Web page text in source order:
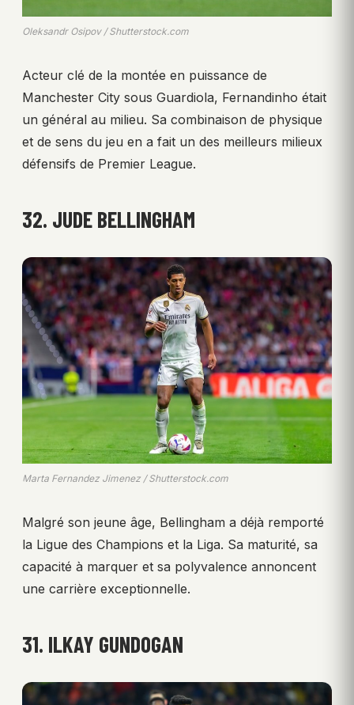
Oleksandr Osipov / Shutterstock.com
Acteur clé de la montée en puissance de
Manchester City sous Guardiola, Fernandinho était
un général au milieu. Sa combinaison de physique
et de sens du jeu en a fait un des meilleurs milieux
défensifs de Premier League.
32. JUDE BELLINGHAM
Marta Fernandez Jimenez / Shutterstock.com
Malgré son jeune âge, Bellingham a déjà remporté
la Ligue des Champions et la Liga. Sa maturité, sa
capacité à marquer et sa polyvalence annoncent
une carrière exceptionnelle.
31. ILKAY GUNDOGAN